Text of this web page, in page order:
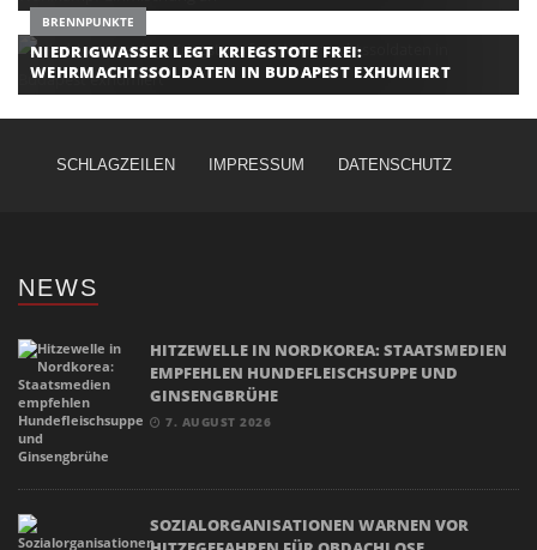
BRENNPUNKTE
NIEDRIGWASSER LEGT KRIEGSTOTE FREI:
WEHRMACHTSSOLDATEN IN BUDAPEST EXHUMIERT
SCHLAGZEILEN IMPRESSUM DATENSCHUTZ
NEWS
HITZEWELLE IN NORDKOREA: STAATSMEDIEN
EMPFEHLEN HUNDEFLEISCHSUPPE UND
GINSENGBRÜHE
7. AUGUST 2026
SOZIALORGANISATIONEN WARNEN VOR